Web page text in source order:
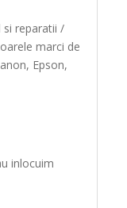
si reparatii /
marci de
Epson,
inlocuim